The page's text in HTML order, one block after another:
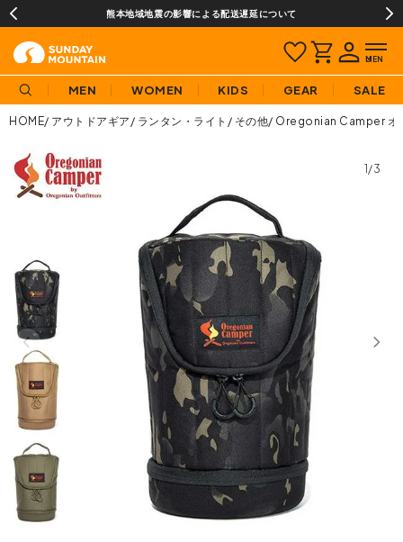
熊本地域地震の影響による配送遅延について
MEN WOMEN KIDS GEAR SALE
HOME アウトドアギア ランタン・ライト その他 Oregonian Camper オ
1/3